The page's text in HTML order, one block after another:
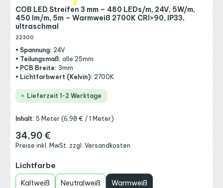
COB LED Streifen 3 mm – 480 LEDs/m, 24V, 5W/m,
450 lm/m, 5m – Warmweiß 2700K CRI>90, IP33,
ultraschmal
22300
• Spannung: 24V
• Teilungsmaß: alle 25mm
• PCB Breite: 3mm
• Lichtfarbwert (Kelvin): 2700K
Lieferzeit 1-2 Werktage
Inhalt:5 Meter(6,98 € / 1 Meter)
Regulärer Preis:
34,90 €
Preise inkl. MwSt. zzgl. Versandkosten
Lichtfarbe
Kaltweiß Neutralweiß Warmweiß